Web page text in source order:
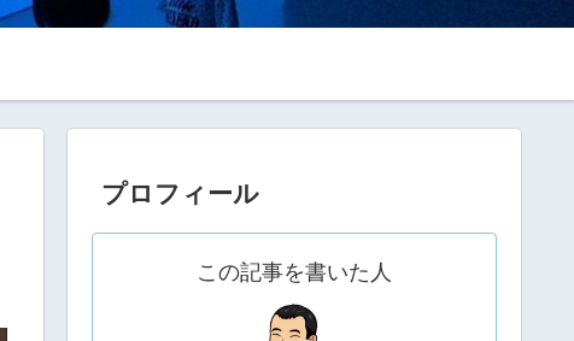
プロフィール
この記事を書いた人